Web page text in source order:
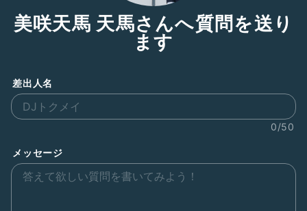
美咲天馬 天馬さんへ質問を送り
ます
差出人名
0/50
メッセージ